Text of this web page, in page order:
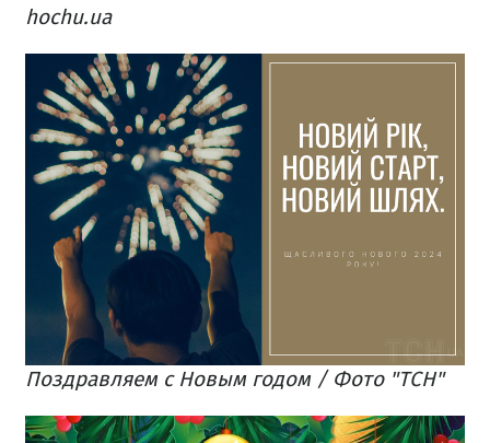
hochu.ua
Поздравляем с Новым годом / Фото "ТСН"